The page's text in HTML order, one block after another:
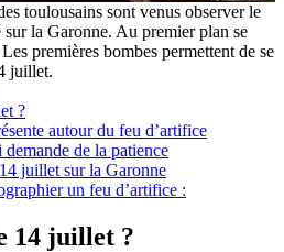
toulousains sont venus observer le
la Garonne. Au premier plan se
premières bombes permettent de se
juillet.
?
autour du feu d’artifice
de la patience
juillet sur la Garonne
un feu d’artifice :
14 juillet ?